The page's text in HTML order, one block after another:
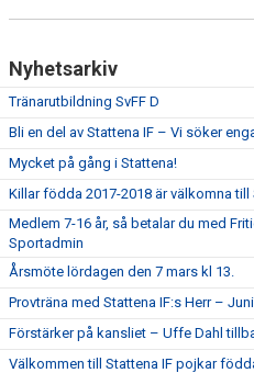
INTRESSEANMÄLAN SOM TRÄNARE/
INTRESSEANMÄLAN MEDLEM/
Nyhetsarkiv
Tränarutbildning SvFF D
Bli en del av Stattena IF – Vi söker
Mycket på gång i Stattena!
Killar födda 2017-2018 är välkomna till
Medlem 7-16 år, så betalar du med
Sportadmin
Årsmöte lördagen den 7 mars kl 13.
Provträna med Stattena IF:s Herr –
Förstärker på kansliet – Uffe Dahl
Välkommen till Stattena IF pojkar